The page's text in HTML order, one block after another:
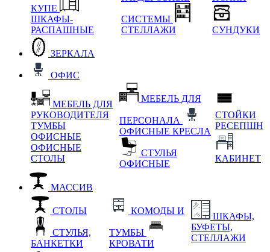
КУПЕ
ШКАФЫ-
РАСПАШНЫЕ
СИСТЕМЫ
СТЕЛЛАЖИ
СУНДУКИ
ЗЕРКАЛА
ОФИС
МЕБЕЛЬ ДЛЯ
РУКОВОДИТЕЛЯ
ТУМБЫ
ОФИСНЫЕ
ОФИСНЫЕ
СТОЛЫ
МЕБЕЛЬ ДЛЯ
ПЕРСОНАЛА
ОФИСНЫЕ КРЕСЛА
СТУЛЬЯ
ОФИСНЫЕ
СТОЙКИ
РЕСЕПШН
КАБИНЕТ
МАССИВ
СТОЛЫ
СТУЛЬЯ,
БАНКЕТКИ
КОМОДЫ И
ТУМБЫ
КРОВАТИ
ШКАФЫ,
БУФЕТЫ,
СТЕЛЛАЖИ